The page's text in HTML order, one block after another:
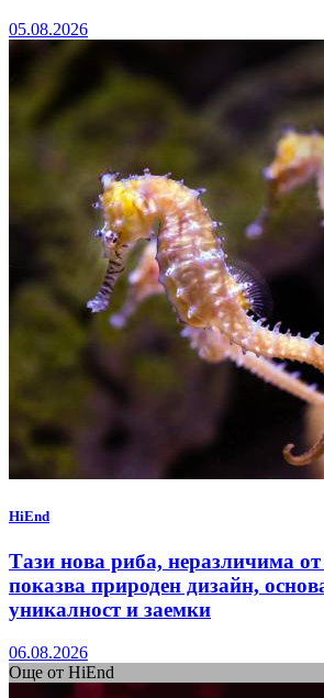
05.08.2026
HiEnd
Тази нова риба, неразличима
показва природен дизайн,
уникалност и заемки
06.08.2026
Още от HiEnd